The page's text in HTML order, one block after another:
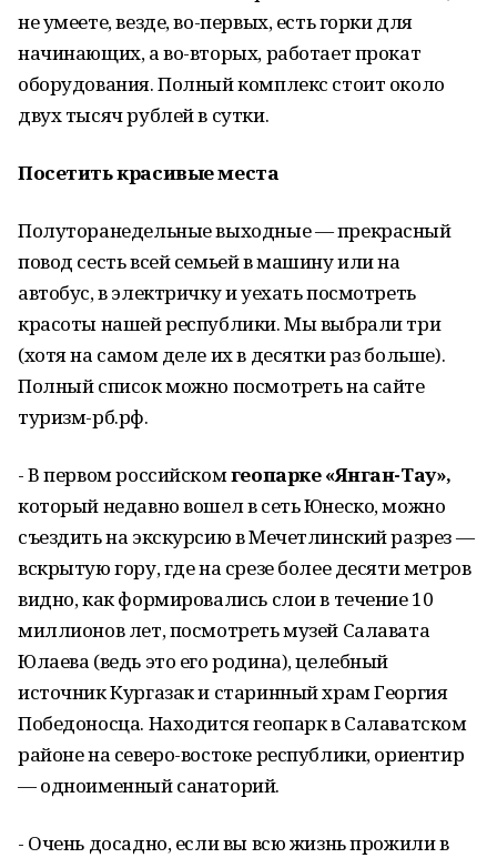
не умеете, везде, во-первых, есть горки для
начинающих, а во-вторых, работает прокат
оборудования. Полный комплекс стоит около
двух тысяч рублей в сутки.
Посетить красивые места
Полуторанедельные выходные — прекрасный
повод сесть всей семьей в машину или на
автобус, в электричку и уехать посмотреть
красоты нашей республики. Мы выбрали три
(хотя на самом деле их в десятки раз больше).
Полный список можно посмотреть на сайте
туризм-рб.рф.
- В первом российскомгеопарке «Янган-Тау»,
который недавно вошел в сеть Юнеско, можно
съездить на экскурсию в Мечетлинский разрез —
вскрытую гору, где на срезе более десяти метров
видно, как формировались слои в течение 10
миллионов лет, посмотреть музей Салавата
Юлаева (ведь это его родина), целебный
источник Кургазак и старинный храм Георгия
Победоносца. Находится геопарк в Салаватском
районе на северо-востоке республики, ориентир
— одноименный санаторий.
- Очень досадно, если вы всю жизнь прожили в